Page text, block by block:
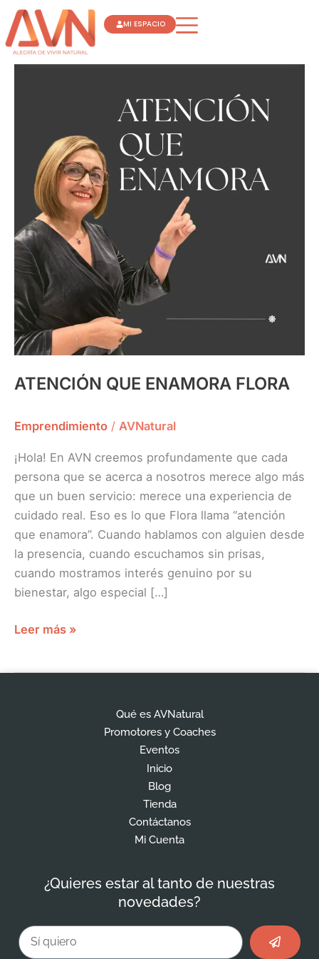
contenido
MI ESPACIO
ATENCIÓN QUE ENAMORA FLORA
Emprendimiento / AVNatural
¡Hola! En AVN creemos profundamente que cada
persona que se acerca a nosotros merece algo más
que un buen servicio: merece una experiencia de
cuidado real. Eso es lo que Flora llama “atención
que enamora”. Cuando hablamos con alguien desde
la presencia, cuando escuchamos sin prisas,
cuando mostramos interés genuino por su
bienestar, algo especial […]
Leer más »
Qué es AVNatural
Promotores y Coaches
Eventos
Inicio
Blog
Tienda
Contáctanos
Mi Cuenta
¿Quieres estar al tanto de nuestras
novedades?
Email Enviar